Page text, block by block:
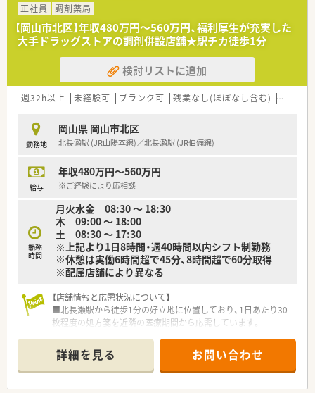
【募集背景と求める人物像について】
■中四国エリアでの店舗拡大に伴い、組織のさらなる強化を目指
して新しい風を吹き込んでくれる薬剤師を募集しています。
■明るく活気のある職場で、患者様やお客様の立場に立った親身
な対応ができる、前向きな姿勢の方を求めていらっしゃいます。
■20代から40代までの幅広い層が活躍しており、経験を活かし
ながら周囲と協力して業務に取り組める方を歓迎します。
■業界最大手のグループの一員として、全国に3000店舗を超え
るネットワークを持ち安定した経営基盤を誇っております。
■お客様にとってのいちばんを目指すという経営理念のもと、健
■調剤過誤防止システムの導入など、従業員が安全かつ効率的に
業務を遂行できるような設備投資を積極的に行っています。
【求人情報について】
■年収は480万円から560万円の間で経験を考慮して決定され、
さらに頑張りに応じて最高600万円も目指せます。
■住宅補助や各種手当などの福利厚生が非常に充実しており、大
手グループならではの手厚い待遇を受けることが可能です。
■昇給は年に1回行われ、賞与も年2回支給されるため、長期的な
正社員
調剤薬局
【岡山市北区】年収480万円～560万円、福利厚生が充実した
大手ドラッグストアの調剤併設店舗★駅チカ徒歩1分
検討リストに追加
週32h以上 未経験可 ブランク可 残業なし(ほぼなし含む) 車通勤
勤務地
岡山県 岡山市北区
北長瀬駅 (JR山陽本線)／北長瀬駅 (JR伯備線)
給与
年収480万円～560万円
※ご経験により応相談
勤務
時間
月火水金 08:30 ～ 18:30
木 09:00 ～ 18:00
土 08:30 ～ 17:30
※上記より1日8時間・週40時間以内シフト制勤務
※休憩は実働6時間超で45分、8時間超で60分取得
※配属店舗により異なる
【店舗情報と応需状況について】
■北長瀬駅から徒歩1分の好立地に位置しており、1日あたり30
枚程度の処方箋を近隣の医療期間から応需しています。
者様に対してゆとりを持って丁寧な服薬指導を行える環境で
す。
■広域科目を扱うため多種多様な処方箋に触れることができ、薬
剤師としての知見を広げながらスキルアップが可能です。
詳細を見る お問い合わせ